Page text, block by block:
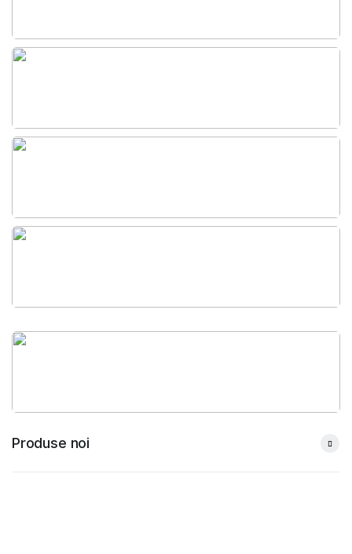
Produse noi